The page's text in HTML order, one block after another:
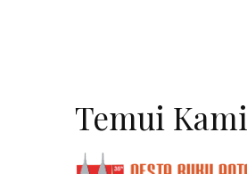
Temui Kami